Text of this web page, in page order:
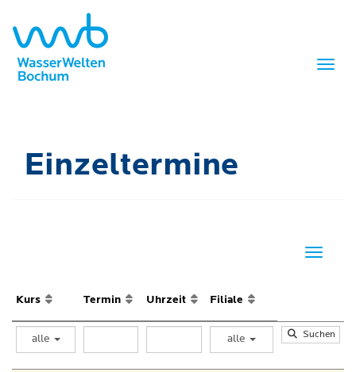
Menü
Einzeltermine
Kurs Termin Uhrzeit Filiale
alle alle Suchen